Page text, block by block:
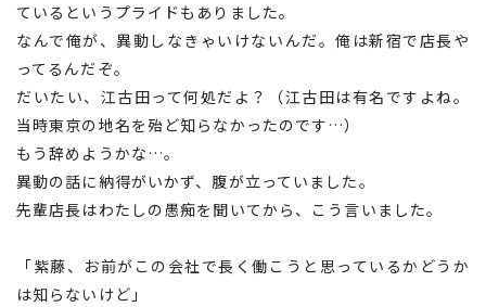
北海道へのU・Iターン向け
転職情報
キャリアマップ
転職の体験談
転職と年収のハナシ
転職コラム
ているというプライドもありました。
なんで俺が、異動しなきゃいけないんだ。俺は新宿で店長や
ってるんだぞ。
だいたい、江古田って何処だよ？（江古田は有名ですよね。
当時東京の地名を殆ど知らなかったのです…）
もう辞めようかな…。
異動の話に納得がいかず、腹が立っていました。
先輩店長はわたしの愚痴を聞いてから、こう言いました。
「紫藤、お前がこの会社で長く働こうと思っているかどうか
は知らないけど」